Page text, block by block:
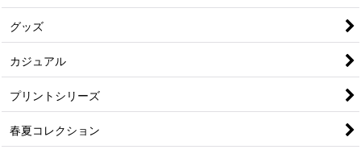
グッズ
カジュアル
プリントシリーズ
春夏コレクション